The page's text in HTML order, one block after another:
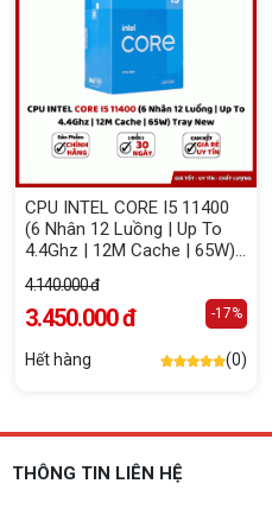
CPU INTEL CORE I5 11400
(6 Nhân 12 Luồng | Up To
4.4Ghz | 12M Cache | 65W)
4.140.000 đ
3.450.000 đ -17%
Hết hàng (0)
THÔNG TIN LIÊN HỆ